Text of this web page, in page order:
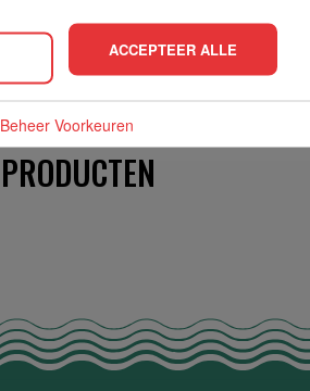
ACCEPTEER ALLE
Beheer Voorkeuren